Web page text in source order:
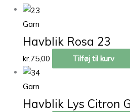
Garn
Havblik Rosa 23
kr. 75,00 Tilføj til kurv
Garn
Havblik Lys Citron